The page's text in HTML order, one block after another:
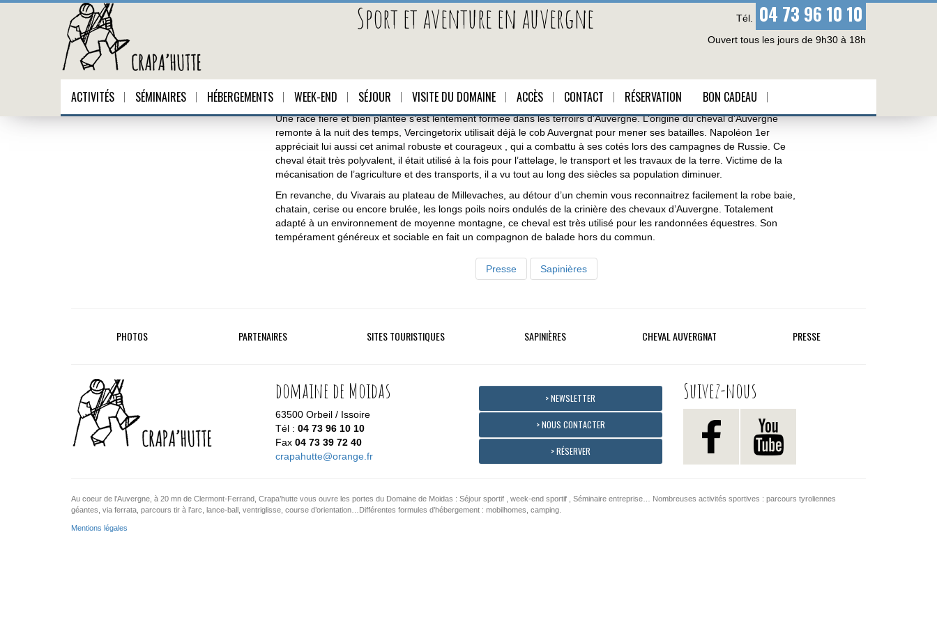
Sport et aventure en auvergne Tél. 04 73 96 10 10
Ouvert tous les jours de 9h30 à 18h
ACTIVITÉS SÉMINAIRES HÉBERGEMENTS WEEK-END SÉJOUR VISITE DU DOMAINE ACCÈS CONTACT RÉSERVATION BON CADEAU
Cheval auvergnat
Une race fière et bien plantée s’est lentement formée dans les terroirs d’Auvergne. L’origine du cheval d’Auvergne
remonte à la nuit des temps, Vercingetorix utilisait déjà le cob Auvergnat pour mener ses batailles. Napoléon 1er
appréciait lui aussi cet animal robuste et courageux , qui a combattu à ses cotés lors des campagnes de Russie. Ce
cheval était très polyvalent, il était utilisé à la fois pour l’attelage, le transport et les travaux de la terre. Victime de la
mécanisation de l’agriculture et des transports, il a vu tout au long des siècles sa population diminuer.
En revanche, du Vivarais au plateau de Millevaches, au détour d’un chemin vous reconnaitrez facilement la robe baie,
chatain, cerise ou encore brulée, les longs poils noirs ondulés de la crinière des chevaux d’Auvergne. Totalement
adapté à un environnement de moyenne montagne, ce cheval est très utilisé pour les randonnées équestres. Son
tempérament généreux et sociable en fait un compagnon de balade hors du commun.
Presse Sapinières
PHOTOS PARTENAIRES SITES TOURISTIQUES SAPINIÈRES CHEVAL AUVERGNAT PRESSE
domaine de Moidas
63500 Orbeil / Issoire
Tél : 04 73 96 10 10
Fax 04 73 39 72 40
crapahutte@orange.fr
> NEWSLETTER
> NOUS CONTACTER
> RÉSERVER
Suivez-nous
Au coeur de l’Auvergne, à 20 mn de Clermont-Ferrand, Crapa’hutte vous ouvre les portes du Domaine de Moidas : Séjour sportif , week-end sportif , Séminaire entreprise… Nombreuses activités sportives : parcours tyroliennes
géantes, via ferrata, parcours tir à l’arc, lance-ball, ventriglisse, course d’orientation…Différentes formules d’hébergement : mobilhomes, camping.
Mentions légales